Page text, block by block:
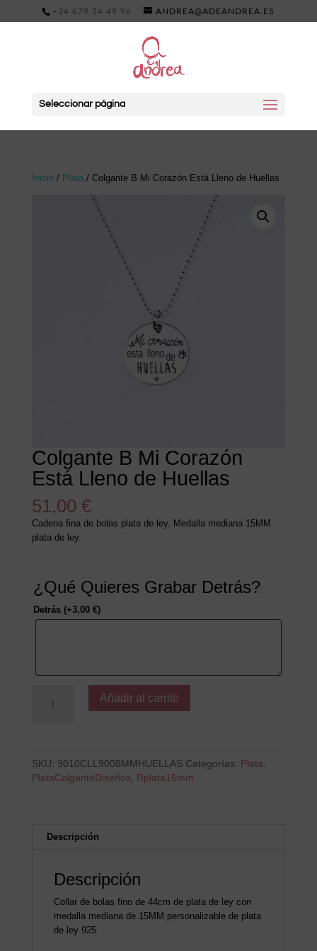
+34 679 34 49 96 ANDREA@ADEANDREA.ES
Seleccionar página
Inicio/ Plata/ Colgante B Mi Corazón Está Lleno de Huellas
Colgante B Mi Corazón
Está Lleno de Huellas
51,00 €
Cadena fina de bolas plata de ley. Medalla mediana 15MM
plata de ley.
¿Qué Quieres Grabar Detrás?
Detrás (+3,00 €)
Lleno
de
Añadir al carrito
SKU: 9010CLL9008MMHUELLAS Categorías: Plata,
PlataColganteDiseños, Rplata15mm
Descripción
Descripción
Collar de bolas fino de 44cm de plata de ley con
medalla mediana de 15MM personalizable de plata
de ley 925.